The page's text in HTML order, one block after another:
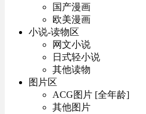
国产漫画
欧美漫画
小说-读物区
网文小说
日式轻小说
其他读物
图片区
ACG图片 [全年龄]
其他图片